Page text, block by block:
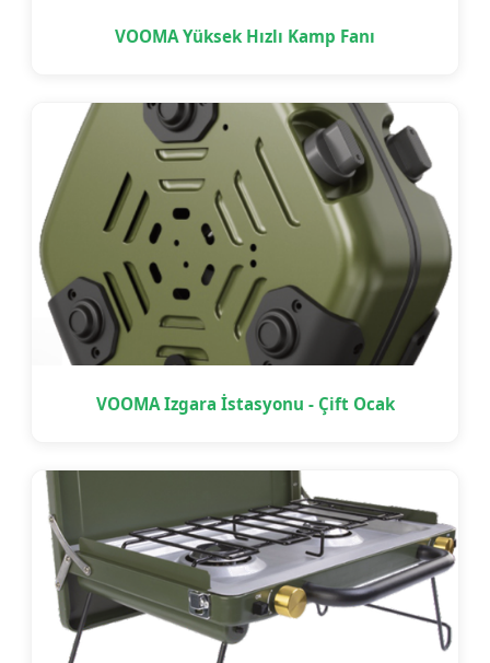
VOOMA Yüksek Hızlı Kamp Fanı
VOOMA Izgara İstasyonu - Çift Ocak